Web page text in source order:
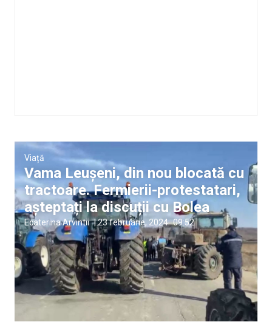
Viață
Vama Leușeni, din nou blocată cu
tractoare. Fermierii-protestatari,
așteptați la discuții cu Bolea
Ecaterina Arvintii |23 februarie, 2024 09:52